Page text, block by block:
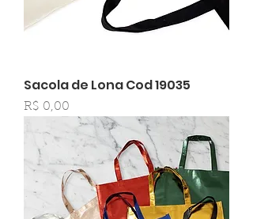
Sacola de Lona Cod 19035
Preço
R$ 0,00